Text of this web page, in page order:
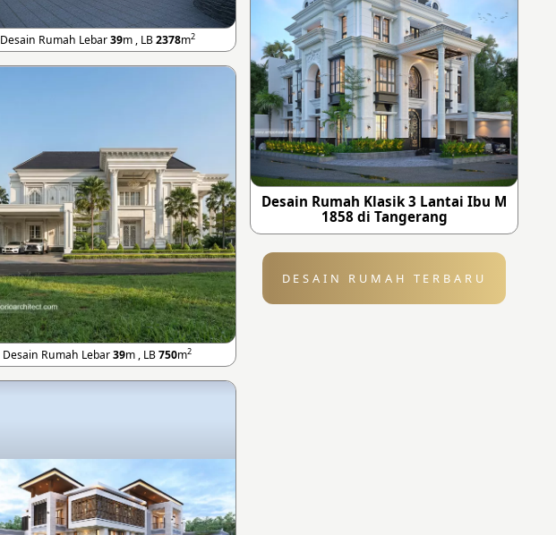
Desain Rumah Lebar39m , LB2378m2
Desain Rumah Lebar39m , LB750m2
Desain Rumah Klasik 3 Lantai Ibu M
1858 di Tangerang
DESAIN RUMAH TERBARU